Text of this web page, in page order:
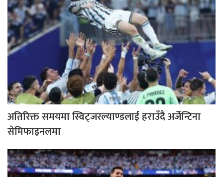
अतिरिक्त समयमा स्विट्जरल्याण्डलाई हराउँदै अर्जेन्टिना
सेमिफाइनलमा